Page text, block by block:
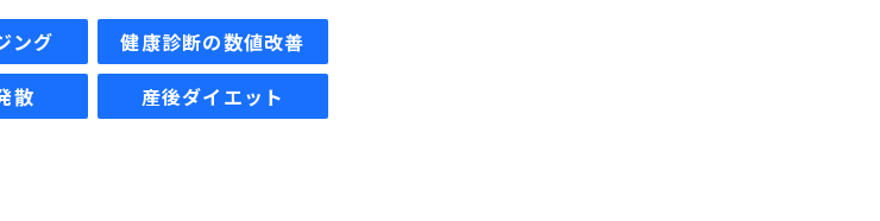
ング
健康診断の数値改善
散
産後ダイエット